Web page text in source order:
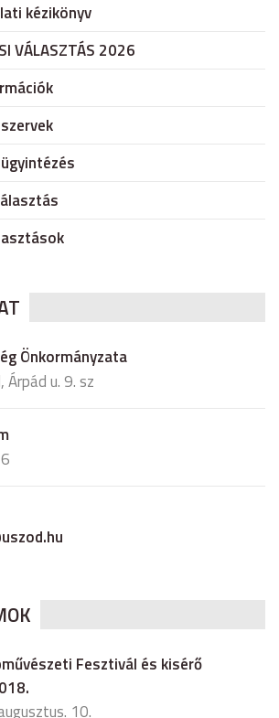
kézikönyv
VÁLASZTÁS 2026
Önkormányzata
u. 9. sz
Fesztivál és kisérő
10.